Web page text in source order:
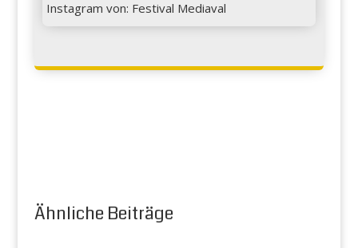
Instagram von: Festival Mediaval
Ähnliche Beiträge